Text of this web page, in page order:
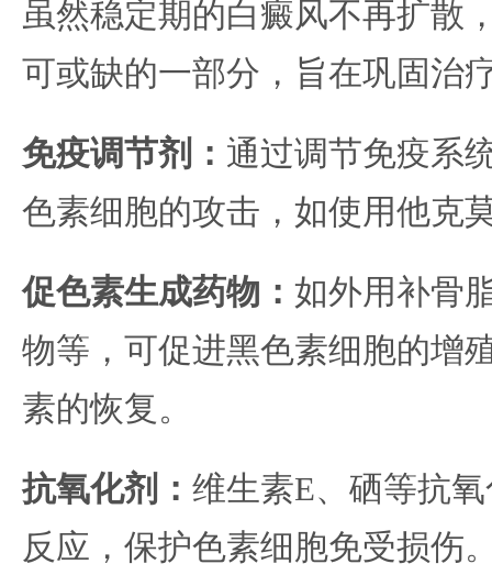
虽然稳定期的白癜风不再扩散
可或缺的一部分，旨在巩固治
免疫调节剂： 通过调节免疫系
色素细胞的攻击，如使用他克
促色素生成药物： 如外用补骨
物等，可促进黑色素细胞的增
素的恢复。
抗氧化剂： 维生素E、硒等抗
反应，保护色素细胞免受损伤